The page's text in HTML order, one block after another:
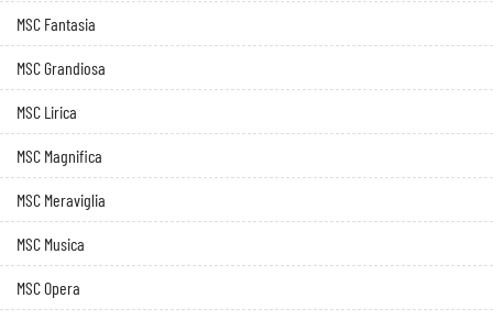
MSC Fantasia
MSC Grandiosa
MSC Lirica
MSC Magnifica
MSC Meraviglia
MSC Musica
MSC Opera